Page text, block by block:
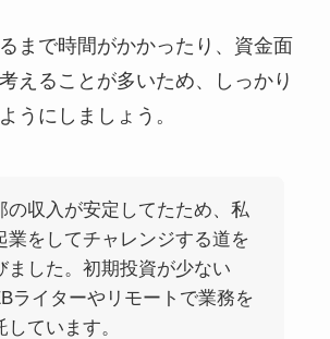
まで時間がかかったり、資金面
えることが多いため、しっかり
うにしましょう。
の収入が安定してたため、私
業をしてチャレンジする道を
ました。初期投資が少ない
ライターやリモートで業務を
しています。